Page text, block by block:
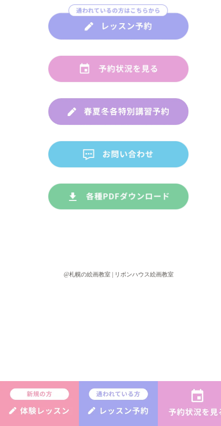
@札幌の絵画教室 | リボンハウス絵画教室